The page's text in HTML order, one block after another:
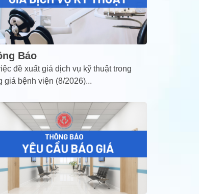
Báo
đề xuất giá dịch vụ kỹ thuật trong
giá bệnh viện (8/2026)...